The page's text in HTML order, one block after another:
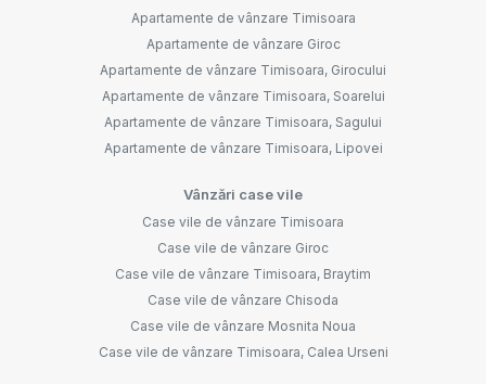
Apartamente de vânzare Timisoara
Apartamente de vânzare Giroc
Apartamente de vânzare Timisoara, Girocului
Apartamente de vânzare Timisoara, Soarelui
Apartamente de vânzare Timisoara, Sagului
Apartamente de vânzare Timisoara, Lipovei
Vânzări case vile
Case vile de vânzare Timisoara
Case vile de vânzare Giroc
Case vile de vânzare Timisoara, Braytim
Case vile de vânzare Chisoda
Case vile de vânzare Mosnita Noua
Case vile de vânzare Timisoara, Calea Urseni